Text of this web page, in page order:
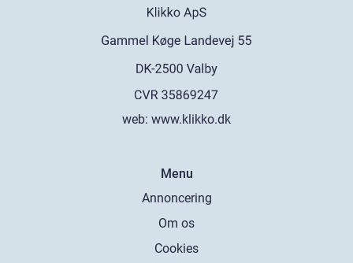
web: www.klikko.dk
Menu
Annoncering
Om os
Cookies